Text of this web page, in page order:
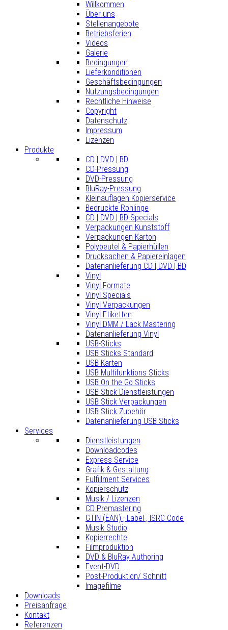
Willkommen
Über uns
Stellenangebote
Betriebsferien
Videos
Galerie
Bedingungen
Lieferkonditionen
Geschäftsbedingungen
Nutzungsbedingungen
Rechtliche Hinweise
Copyright
Datenschutz
Impressum
Lizenzen
Produkte
CD | DVD | BD
CD-Pressung
DVD-Pressung
BluRay-Pressung
Kleinauflagen Kopierservice
Bedruckte Rohlinge
CD | DVD | BD Specials
Verpackungen Kunststoff
Verpackungen Karton
Polybeutel & Papierhüllen
Drucksachen & Papiereinlagen
Datenanlieferung CD | DVD | BD
Vinyl
Vinyl Formate
Vinyl Specials
Vinyl Verpackungen
Vinyl Etiketten
Vinyl DMM / Lack Mastering
Datenanlieferung Vinyl
USB-Sticks
USB Sticks Standard
USB Karten
USB Multifunktions Sticks
USB On the Go Sticks
USB Stick Dienstleistungen
USB Stick Verpackungen
USB Stick Zubehör
Datenanlieferung USB Sticks
Services
Dienstleistungen
Downloadcodes
Express Service
Grafik & Gestaltung
Fulfillment Services
Kopierschutz
Musik / Lizenzen
CD Premastering
GTIN (EAN)-, Label-, ISRC-Code
Musik Studio
Kopierrechte
Filmproduktion
DVD & BluRay Authoring
Event-DVD
Post-Produktion/ Schnitt
Imagefilme
Downloads
Preisanfrage
Kontakt
Referenzen